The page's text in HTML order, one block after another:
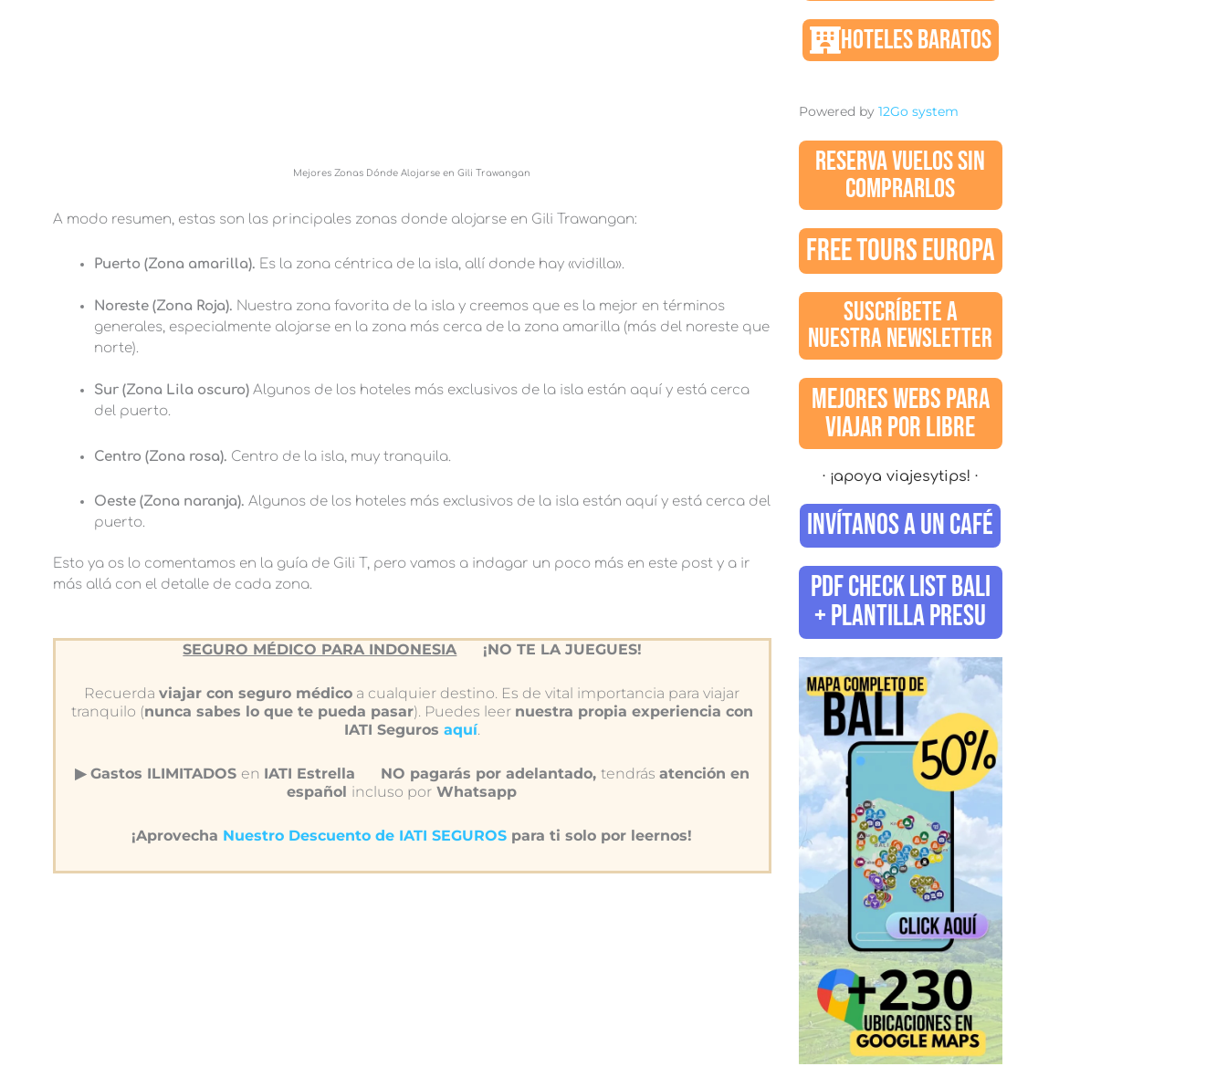
Mejores Zonas Dónde Alojarse en Gili Trawangan
A modo resumen, estas son las principales zonas donde alojarse en Gili Trawangan:
Puerto (Zona amarilla). Es la zona céntrica de la isla, allí donde hay «vidilla».
Noreste (Zona Roja). Nuestra zona favorita de la isla y creemos que es la mejor en términos
generales, especialmente alojarse en la zona más cerca de la zona amarilla (más del noreste que
norte).
Sur (Zona Lila oscuro) Algunos de los hoteles más exclusivos de la isla están aquí y está cerca
del puerto.
Centro (Zona rosa). Centro de la isla, muy tranquila.
Oeste (Zona naranja). Algunos de los hoteles más exclusivos de la isla están aquí y está cerca del
puerto.
Esto ya os lo comentamos en la guía de Gili T, pero vamos a indagar un poco más en este post y a ir
más allá con el detalle de cada zona.
SEGURO MÉDICO PARA INDONESIA ¡NO TE LA JUEGUES!
Recuerdaviajar con seguro médico a cualquier destino. Es de vital importancia para viajar
tranquilo (nunca sabes lo que te pueda pasar). Puedes leer nuestra propia experiencia con
IATI Seguros aquí.
▶︎ Gastos ILIMITADOS en IATI Estrella NO pagarás por adelantado, tendrás atención en
español incluso porWhatsapp
¡Aprovecha Nuestro Descuento de IATI SEGUROSpara ti solo por leernos!
HOTELES BARATOS
Powered by 12Go system
RESERVA VUELOS SIN
COMPRARLOS
FREE TOURS EUROPA
SUSCRÍBETE A
NUESTRA NEWSLETTER
MEJORES WEBS PARA
VIAJAR POR LIBRE
· ¡apoya viajesytips! ·
INVÍTANOS A UN CAFÉ
PDF CHECK LIST BALI
+ PLANTILLA PRESU